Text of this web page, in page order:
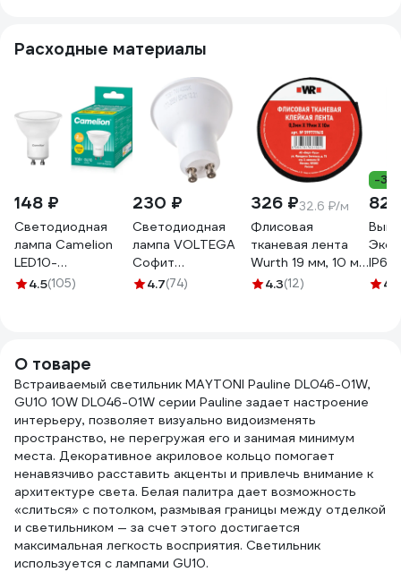
Расходные материалы
148 ₽
Светодиодная
лампа Camelion
LED10-
GU10/830/GU10
4.5(105)
230 ₽
Светодиодная
лампа VOLTEGA
Софит
линзованный GU10
4.7(74)
326 ₽32.6 ₽/м
Флисовая
тканевая лента
Wurth 19 мм, 10 м
5997719615090 1
4.3(12)
-31%
ОУ,4.8
О товаре
Встраиваемый светильник MAYTONI Pauline DL046-01W,
GU10 10W DL046-01W серии Pauline задает настроение
интерьеру, позволяет визуально видоизменять
пространство, не перегружая его и занимая минимум
места. Декоративное акриловое кольцо помогает
ненавязчиво расставить акценты и привлечь внимание к
архитектуре света. Белая палитра дает возможность
«слиться» с потолком, размывая границы между отделкой
и светильником — за счет этого достигается
максимальная легкость восприятия. Светильник
используется с лампами GU10.